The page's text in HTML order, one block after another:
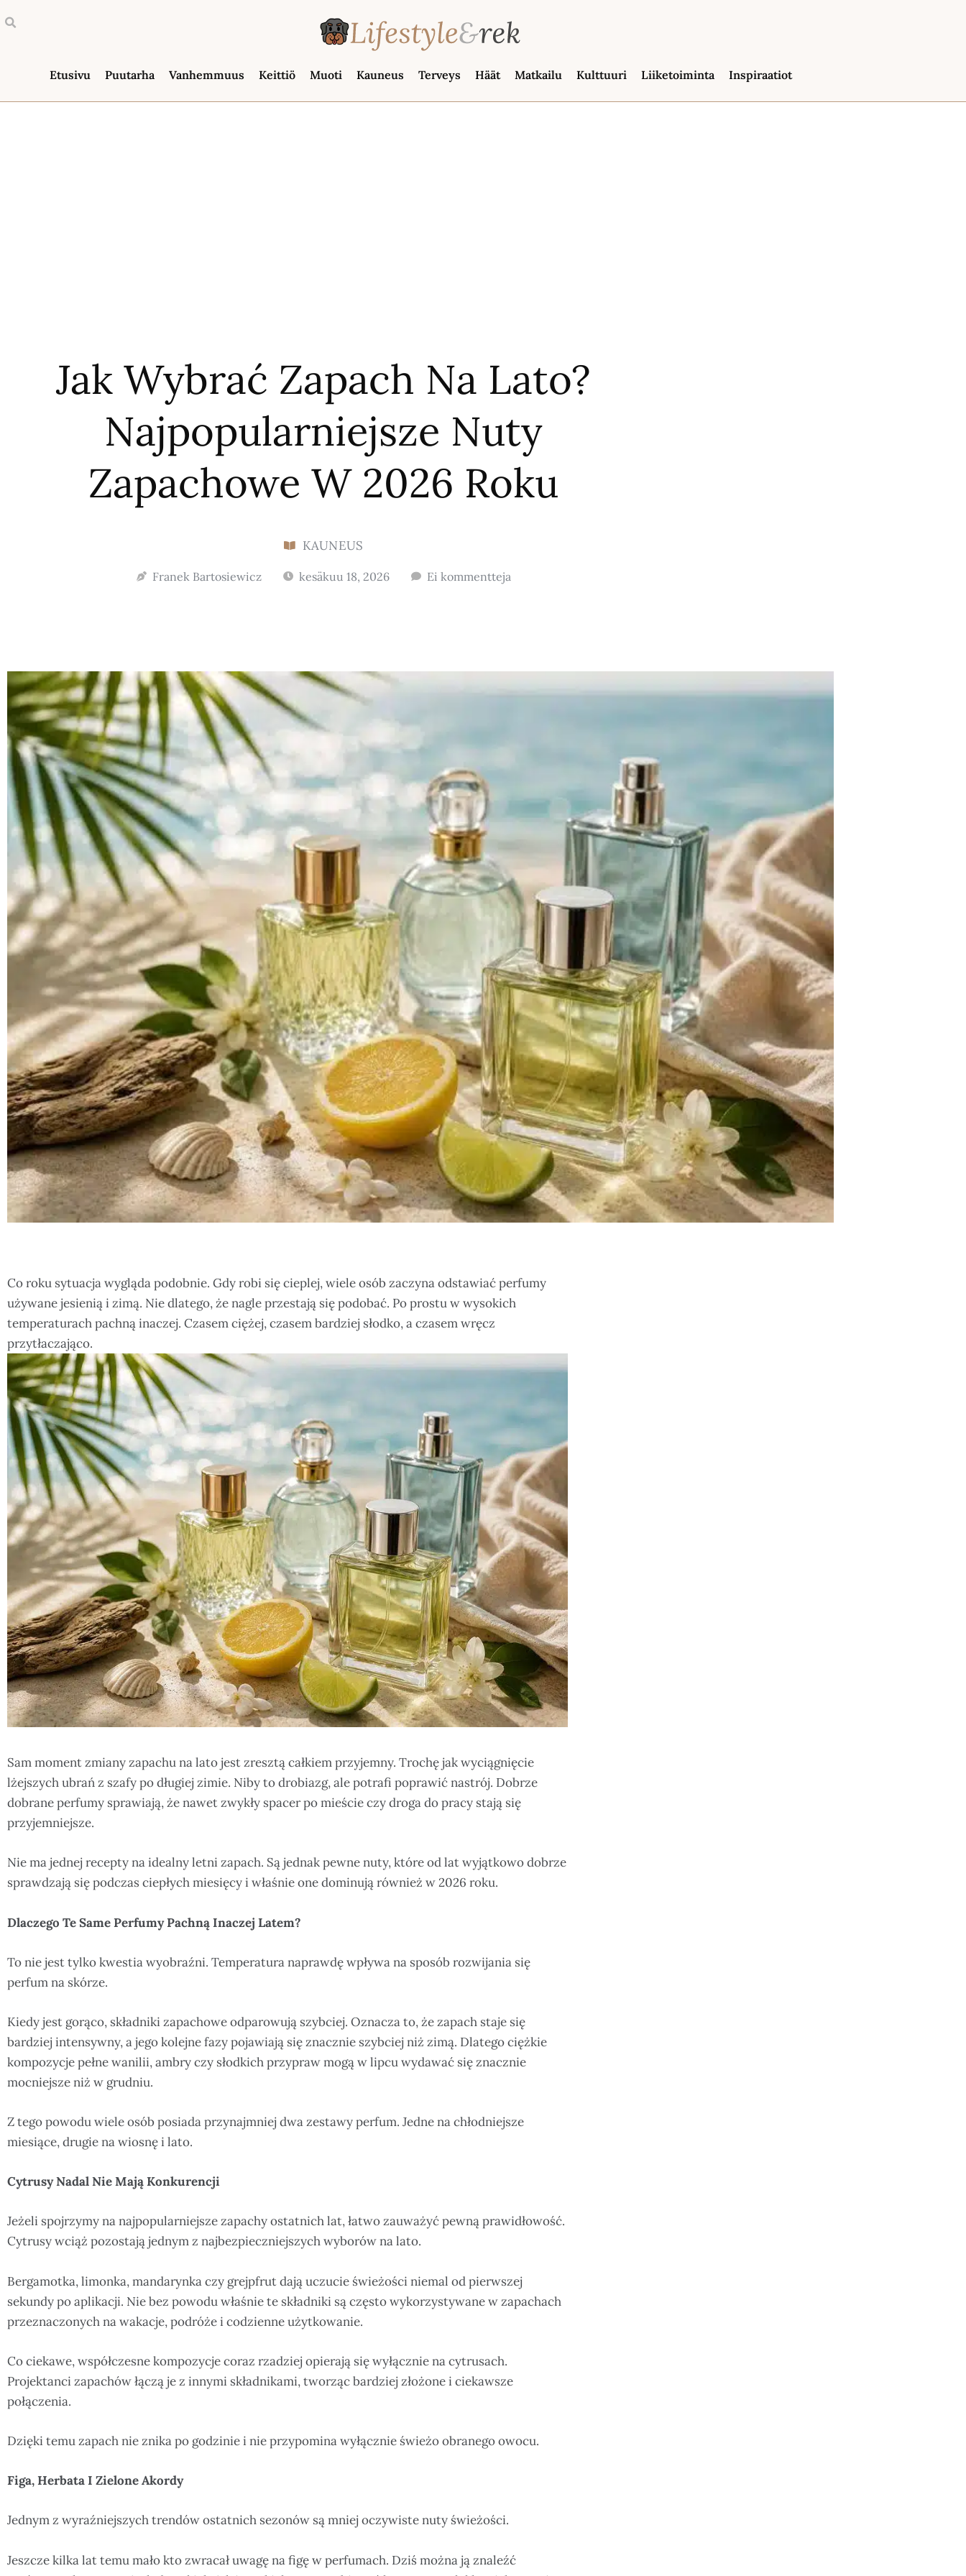
Etusivu Puutarha Vanhemmuus Keittiö Muoti Kauneus Terveys Häät Matkailu Kulttuuri Liiketoiminta Inspiraatiot
Jak Wybrać Zapach Na Lato?
Najpopularniejsze Nuty
Zapachowe W 2026 Roku
KAUNEUS
Franek Bartosiewicz kesäkuu 18, 2026 Ei kommentteja
Co roku sytuacja wygląda podobnie. Gdy robi się cieplej, wiele osób zaczyna odstawiać perfumy
używane jesienią i zimą. Nie dlatego, że nagle przestają się podobać. Po prostu w wysokich
temperaturach pachną inaczej. Czasem ciężej, czasem bardziej słodko, a czasem wręcz
przytłaczająco.
Sam moment zmiany zapachu na lato jest zresztą całkiem przyjemny. Trochę jak wyciągnięcie
lżejszych ubrań z szafy po długiej zimie. Niby to drobiazg, ale potrafi poprawić nastrój. Dobrze
dobrane perfumy sprawiają, że nawet zwykły spacer po mieście czy droga do pracy stają się
przyjemniejsze.
Nie ma jednej recepty na idealny letni zapach. Są jednak pewne nuty, które od lat wyjątkowo dobrze
sprawdzają się podczas ciepłych miesięcy i właśnie one dominują również w 2026 roku.
Dlaczego Te Same Perfumy Pachną Inaczej Latem?
To nie jest tylko kwestia wyobraźni. Temperatura naprawdę wpływa na sposób rozwijania się
perfum na skórze.
Kiedy jest gorąco, składniki zapachowe odparowują szybciej. Oznacza to, że zapach staje się
bardziej intensywny, a jego kolejne fazy pojawiają się znacznie szybciej niż zimą. Dlatego ciężkie
kompozycje pełne wanilii, ambry czy słodkich przypraw mogą w lipcu wydawać się znacznie
mocniejsze niż w grudniu.
Z tego powodu wiele osób posiada przynajmniej dwa zestawy perfum. Jedne na chłodniejsze
miesiące, drugie na wiosnę i lato.
Cytrusy Nadal Nie Mają Konkurencji
Jeżeli spojrzymy na najpopularniejsze zapachy ostatnich lat, łatwo zauważyć pewną prawidłowość.
Cytrusy wciąż pozostają jednym z najbezpieczniejszych wyborów na lato.
Bergamotka, limonka, mandarynka czy grejpfrut dają uczucie świeżości niemal od pierwszej
sekundy po aplikacji. Nie bez powodu właśnie te składniki są często wykorzystywane w zapachach
przeznaczonych na wakacje, podróże i codzienne użytkowanie.
Co ciekawe, współczesne kompozycje coraz rzadziej opierają się wyłącznie na cytrusach.
Projektanci zapachów łączą je z innymi składnikami, tworząc bardziej złożone i ciekawsze
połączenia.
Dzięki temu zapach nie znika po godzinie i nie przypomina wyłącznie świeżo obranego owocu.
Figa, Herbata I Zielone Akordy
Jednym z wyraźniejszych trendów ostatnich sezonów są mniej oczywiste nuty świeżości.
Jeszcze kilka lat temu mało kto zwracał uwagę na figę w perfumach. Dziś można ją znaleźć